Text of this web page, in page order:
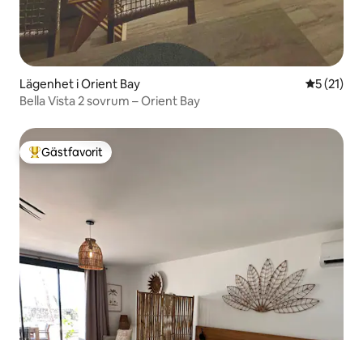
Lägenhet i Orient Bay 5 av 5 i
5 (21)
Bella Vista 2 sovrum – Orient Bay
Populär gästfavorit
Gästfavorit